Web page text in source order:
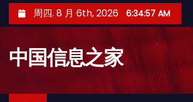
至
周四. 8 月 6th, 2026 6:34:58 AM
中国信息之家